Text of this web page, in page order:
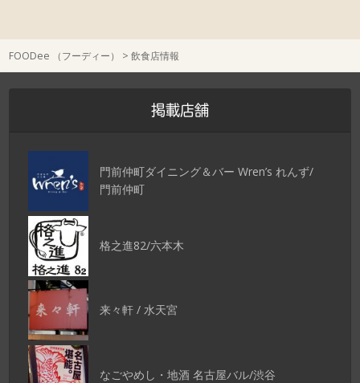
FOODee （フーディー） >飲食店情報
掲載店舗
門前仲町ダイニング＆バー Wren’s れんず/
門前仲町
格之進82/六本木
来々軒 / 水天宮
なごやめし・地酒 名古屋バル/渋谷